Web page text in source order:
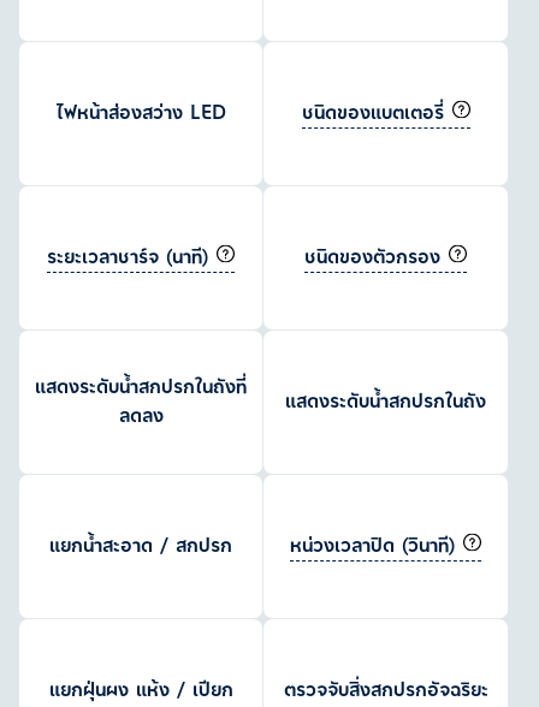
ไฟหน้าส่องสว่าง LED ชนิดของแบตเตอรี่
ระยะเวลาชาร์จ (นาที) ชนิดของตัวกรอง
แสดงระดับน้ำสกปรกในถังที่
ลดลง
แสดงระดับน้ำสกปรกในถัง
แยกน้ำสะอาด / สกปรก หน่วงเวลาปิด (วินาที)
แยกฝุ่นผง แห้ง / เปียก ตรวจจับสิ่งสกปรกอัจฉริยะ